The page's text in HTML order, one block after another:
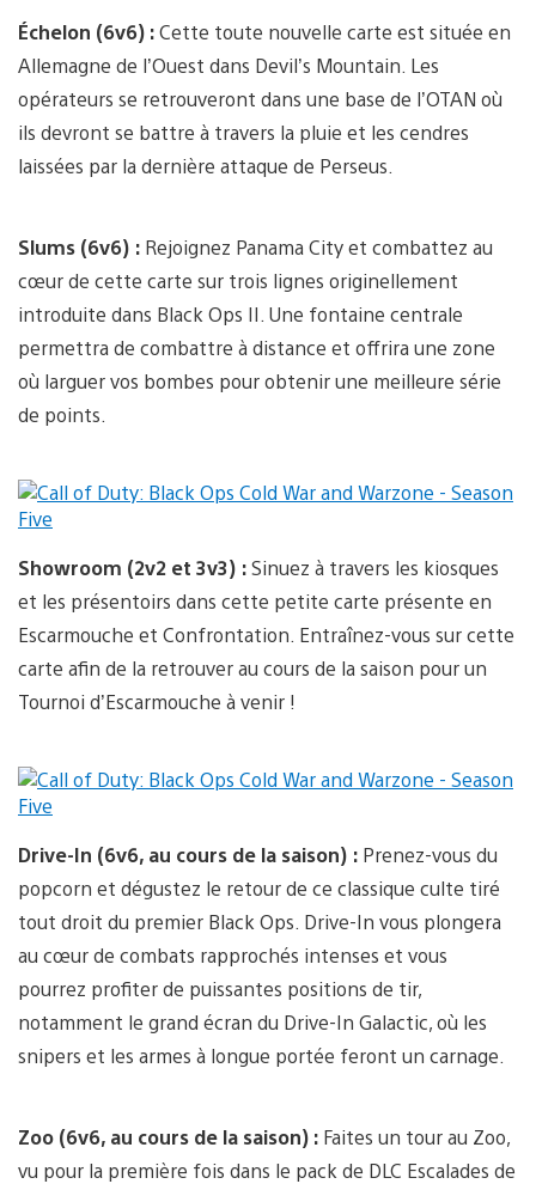
Échelon (6v6) :Cette toute nouvelle carte est située en
Allemagne de l’Ouest dans Devil’s Mountain. Les
opérateurs se retrouveront dans une base de l’OTAN où
ils devront se battre à travers la pluie et les cendres
laissées par la dernière attaque de Perseus.
Slums (6v6) : Rejoignez Panama City et combattez au
cœur de cette carte sur trois lignes originellement
introduite dans Black Ops II. Une fontaine centrale
permettra de combattre à distance et offrira une zone
où larguer vos bombes pour obtenir une meilleure série
de points.
Showroom (2v2 et 3v3) :Sinuez à travers les kiosques
et les présentoirs dans cette petite carte présente en
Escarmouche et Confrontation. Entraînez-vous sur cette
carte afin de la retrouver au cours de la saison pour un
Tournoi d’Escarmouche à venir !
Drive-In (6v6, au cours de la saison) : Prenez-vous du
popcorn et dégustez le retour de ce classique culte tiré
tout droit du premier Black Ops. Drive-In vous plongera
au cœur de combats rapprochés intenses et vous
pourrez profiter de puissantes positions de tir,
notamment le grand écran du Drive-In Galactic, où les
snipers et les armes à longue portée feront un carnage.
Zoo (6v6, au cours de la saison) : Faites un tour au Zoo,
vu pour la première fois dans le pack de DLC Escalades de